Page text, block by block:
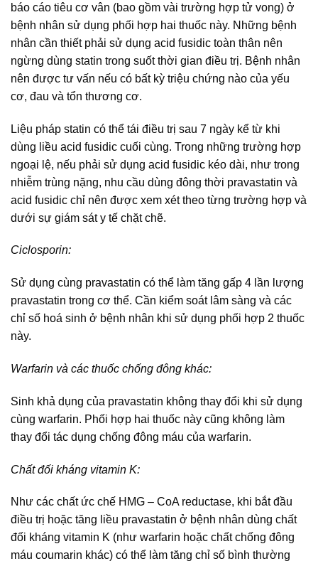
báo cáo tiêu cơ vân (bao gồm vài trường hợp tử vong) ở
bệnh nhân sử dụng phối hợp hai thuốc này. Những bệnh
nhân cần thiết phải sử dụng acid fusidic toàn thân nên
ngừng dùng statin trong suốt thời gian điều trị. Bệnh nhân
nên được tư vấn nếu có bất kỳ triệu chứng nào của yếu
cơ, đau và tổn thương cơ.
Liệu pháp statin có thể tái điều trị sau 7 ngày kể từ khi
dùng liều acid fusidic cuối cùng. Trong những trường hợp
ngoại lệ, nếu phải sử dụng acid fusidic kéo dài, như trong
nhiễm trùng nặng, nhu cầu dùng đông thời pravastatin và
acid fusidic chỉ nên được xem xét theo từng trường hợp và
dưới sự giám sát y tế chặt chẽ.
Ciclosporin:
Sử dụng cùng pravastatin có thể làm tăng gấp 4 lần lượng
pravastatin trong cơ thể. Cần kiểm soát lâm sàng và các
chỉ số hoá sinh ở bệnh nhân khi sử dụng phối hợp 2 thuốc
này.
Warfarin và các thuốc chống đông khác:
Sinh khả dụng của pravastatin không thay đổi khi sử dụng
cùng warfarin. Phối hợp hai thuốc này cũng không làm
thay đổi tác dụng chống đông máu của warfarin.
Chất đối kháng vitamin K:
Như các chất ức chế HMG – CoA reductase, khi bắt đầu
điều trị hoặc tăng liều pravastatin ở bệnh nhân dùng chất
đối kháng vitamin K (như warfarin hoặc chất chống đông
máu coumarin khác) có thể làm tăng chỉ số bình thường